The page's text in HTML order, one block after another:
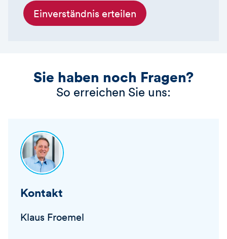
Einverständnis erteilen
Sie haben noch Fragen?
So erreichen Sie uns:
Kontakt
Klaus Froemel